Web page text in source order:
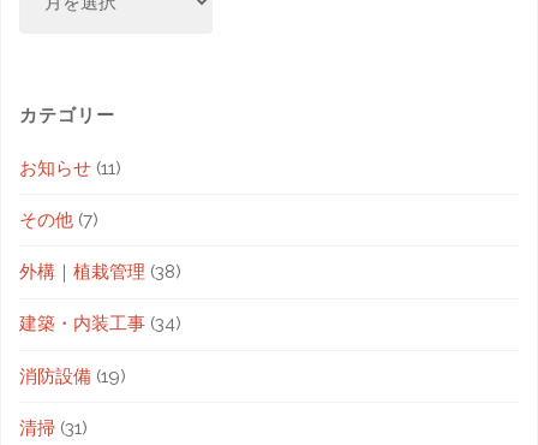
カテゴリー
お知らせ (11)
その他 (7)
外構｜植栽管理 (38)
建築・内装工事 (34)
消防設備 (19)
清掃 (31)